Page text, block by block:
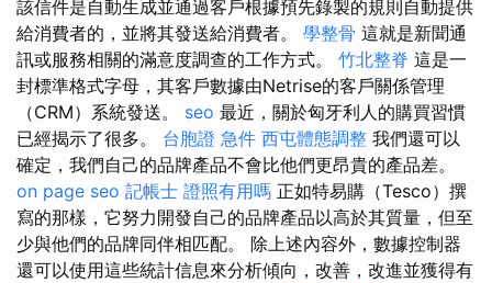
該信件是自動生成並通過客戶根據預先錄製的規則自動提供
給消費者的，並將其發送給消費者。 學整骨 這就是新聞通
訊或服務相關的滿意度調查的工作方式。 竹北整脊 這是一
封標準格式字母，其客戶數據由Netrise的客戶關係管理
（CRM）系統發送。 seo 最近，關於匈牙利人的購買習慣
已經揭示了很多。 台胞證 急件 西屯體態調整 我們還可以
確定，我們自己的品牌產品不會比他們更昂貴的產品差。
on page seo 記帳士 證照有用嗎 正如特易購（Tesco）撰
寫的那樣，它努力開發自己的品牌產品以高於其質量，但至
少與他們的品牌同伴相匹配。 除上述內容外，數據控制器
還可以使用這些統計信息來分析傾向，改善，改進並獲得有